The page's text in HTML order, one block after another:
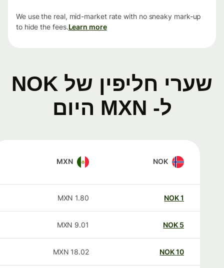
We use the real, mid-market rate with no sneaky mark-up
to hide the fees.Learn more
שערי חליפין של NOK
ל- MXN היום
NOK
MXN
NOK
1.80
MXN
NOK
9.01
MXN
NOK
18.02
MXN